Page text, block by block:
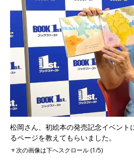
松岡さん、初絵本の発売記念イベント
るページを教えてもらいました。
▼次の画像は下へスクロール (1/5)